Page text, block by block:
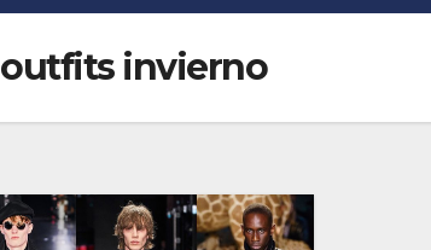
outfits invierno